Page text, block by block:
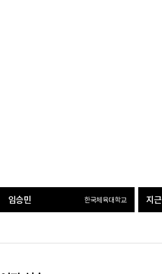
임승민 한국체육대학교 지근